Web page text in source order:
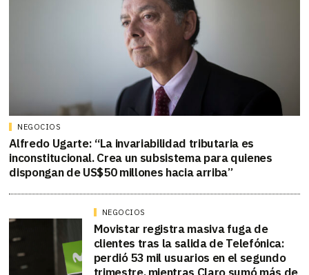
NEGOCIOS
Alfredo Ugarte: “La invariabilidad tributaria es
inconstitucional. Crea un subsistema para quienes
dispongan de US$50 millones hacia arriba”
NEGOCIOS
Movistar registra masiva fuga de
clientes tras la salida de Telefónica:
perdió 53 mil usuarios en el segundo